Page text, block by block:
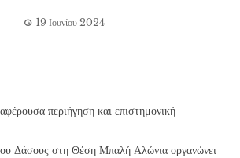
19 Ιουνίου 2024
περιήγηση και επιστημονική
Δάσους στη Θέση Μπαλή Αλώνια οργανώνει